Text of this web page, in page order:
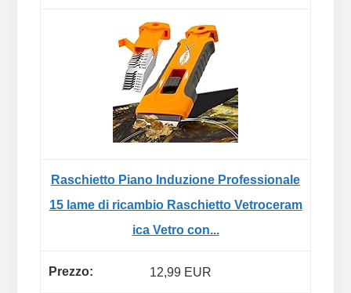
Raschietto Piano Induzione Professionale
15 lame di ricambio Raschietto Vetroceram
ica Vetro con...
12,99 EUR